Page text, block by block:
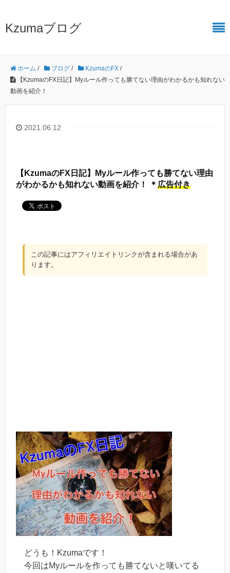
Kzumaブログ
ホーム / ブログ / KzumaのFX /
【KzumaのFX日記】Myルール作っても勝てない理由がわかるかも知れない
動画を紹介！
2021.06.12
【KzumaのFX日記】Myルール作っても勝てない理由
がわかるかも知れない動画を紹介！ ＊ 広告付き
この記事にはアフィリエイトリンクが含まれる場合があ
ります。
どうも！Kzumaです！
今回はMyルールを作っても勝てないと嘆いてる